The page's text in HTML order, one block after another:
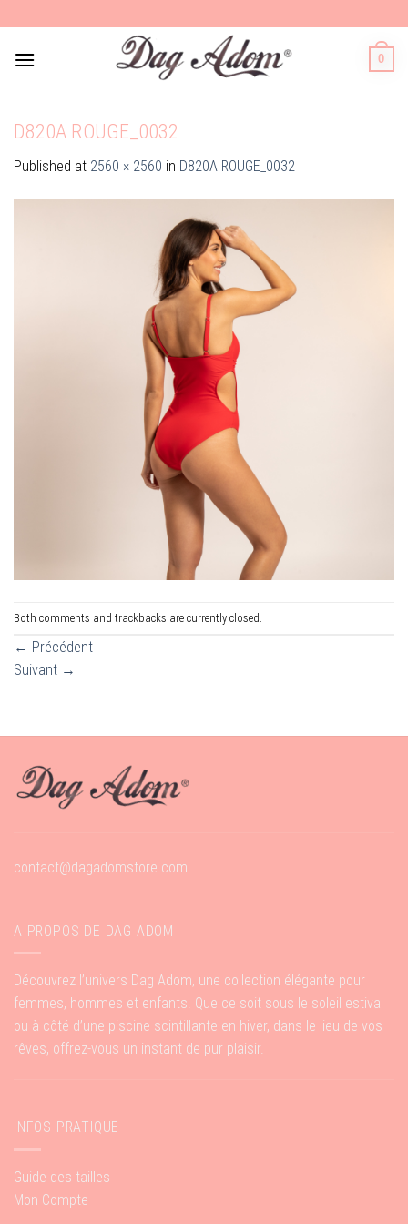
to
content
0
D820A ROUGE_0032
Published at 2560 × 2560 in D820A ROUGE_0032
Both comments and trackbacks are currently closed.
← Précédent
Suivant →
contact@dagadomstore.com
A PROPOS DE DAG ADOM
Découvrez l’univers Dag Adom, une collection élégante pour
femmes, hommes et enfants. Que ce soit sous le soleil estival
ou à côté d’une piscine scintillante en hiver, dans le lieu de vos
rêves, offrez-vous un instant de pur plaisir.
INFOS PRATIQUE
Guide des tailles
Mon Compte